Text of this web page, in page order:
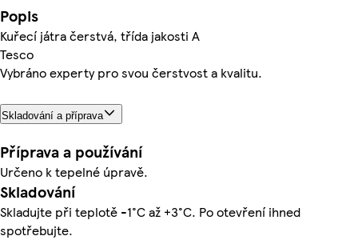
Popis
Kuřecí játra čerstvá, třída jakosti A
Tesco
Vybráno experty pro svou čerstvost a kvalitu.
Skladování a příprava
Příprava a používání
Určeno k tepelné úpravě.
Skladování
Skladujte při teplotě -1°C až +3°C. Po otevření ihned
spotřebujte.